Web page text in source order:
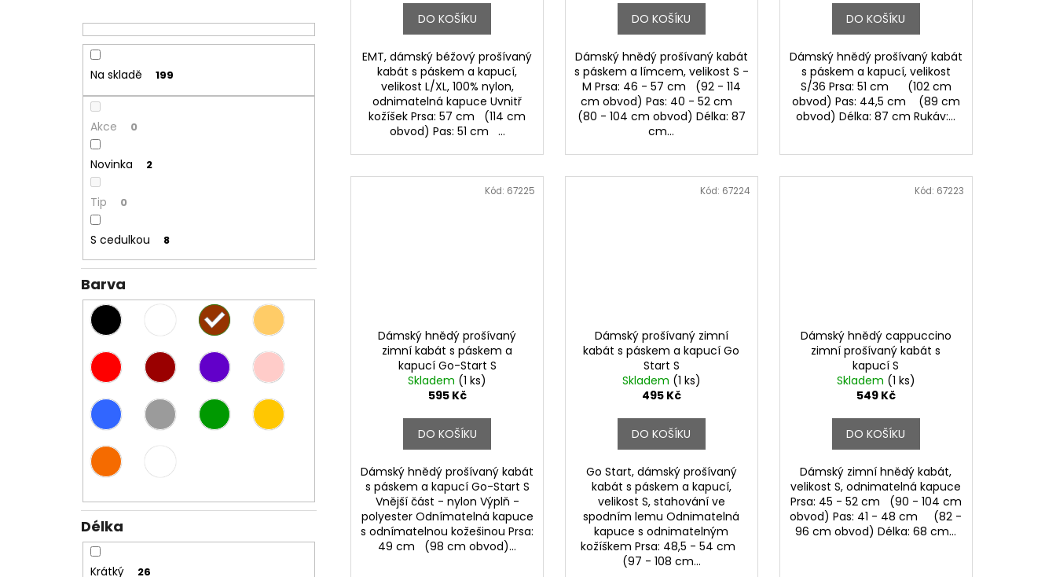
Na skladě 199
Akce 0
Novinka 2
Tip 0
S cedulkou 8
Barva
Délka
Krátký 26
DO KOŠÍKU
EMT, dámský béžový prošívaný
kabát s páskem a kapucí,
velikost L/XL, 100% nylon,
odnimatelná kapuce Uvnitř
kožíšek Prsa: 57 cm (114 cm
obvod) Pas: 51 cm ...
DO KOŠÍKU
Dámský hnědý prošívaný kabát
s páskem a límcem, velikost S -
M Prsa: 46 - 57 cm (92 - 114
cm obvod) Pas: 40 - 52 cm
(80 - 104 cm obvod) Délka: 87
cm...
DO KOŠÍKU
Dámský hnědý prošívaný kabát
s páskem a kapucí, velikost
S/36 Prsa: 51 cm (102 cm
obvod) Pas: 44,5 cm (89 cm
obvod) Délka: 87 cm Rukáv:...
Dámský hnědý prošívaný
zimní kabát s páskem a
kapucí Go-Start S
Skladem (1 ks)
595 Kč
DO KOŠÍKU
Dámský hnědý prošívaný kabát
s páskem a kapucí Go-Start S
Vnější část - nylon Výplň -
polyester Odnímatelná kapuce
s odnímatelnou kožešinou Prsa:
49 cm (98 cm obvod)...
Kód: 67225
Dámský prošívaný zimní
kabát s páskem a kapucí Go
Start S
Skladem (1 ks)
495 Kč
DO KOŠÍKU
Go Start, dámský prošívaný
kabát s páskem a kapucí,
velikost S, stahování ve
spodním lemu Odnimatelná
kapuce s odnimatelným
kožíškem Prsa: 48,5 - 54 cm
(97 - 108 cm...
Kód: 67224
Dámský hnědý cappuccino
zimní prošívaný kabát s
kapucí S
Skladem (1 ks)
549 Kč
DO KOŠÍKU
Dámský zimní hnědý kabát,
velikost S, odnimatelná kapuce
Prsa: 45 - 52 cm (90 - 104 cm
obvod) Pas: 41 - 48 cm (82 -
96 cm obvod) Délka: 68 cm...
Kód: 67223